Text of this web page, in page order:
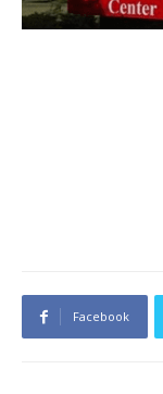
Facebook